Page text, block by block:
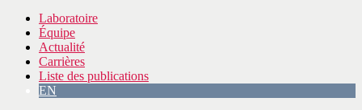
Laboratoire
Équipe
Actualité
Carrières
Liste des publications
EN